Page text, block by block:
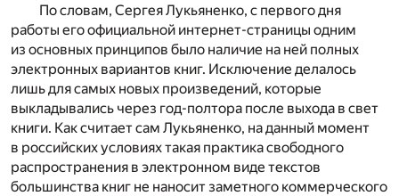
По словам, Сергея Лукьяненко, с первого дня
работы его официальной интернет-страницы одним
из основных принципов было наличие на ней полных
электронных вариантов книг. Исключение делалось
лишь для самых новых произведений, которые
выкладывались через год-полтора после выхода в свет
книги. Как считает сам Лукьяненко, на данный момент
в российских условиях такая практика свободного
распространения в электронном виде текстов
большинства книг не наносит заметного коммерческого